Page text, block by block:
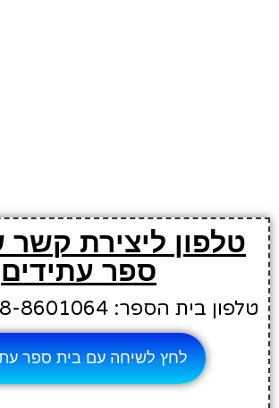
טלפון ליצירת קשר
ספר עתידים
טלפון בית הספר: 08-8601064
לחץ לשיחה עם בית ספר